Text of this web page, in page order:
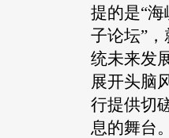
提的是“
子论坛”
统未来发
展开头脑
行提供切
息的舞台